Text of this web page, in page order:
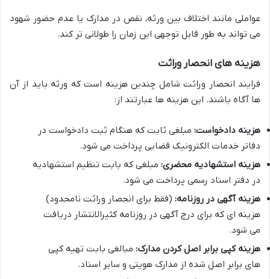
عواملی مانند اختلاف بین ورثه، نقص در مدارک یا عدم حضور شهود
می تواند به طور قابل توجهی این زمان را طولانی تر کند.
هزینه های انحصار وراثت
فرایند انحصار وراثت شامل چندین هزینه است که ورثه باید از آن
ها آگاه باشند. این هزینه ها عبارتند از:
هزینه دادخواست: مبلغی ثابت که هنگام ثبت دادخواست در
دفاتر خدمات الکترونیک قضایی پرداخت می شود.
هزینه استشهادیه محضری: مبلغی که بابت تنظیم استشهادیه
در دفتر اسناد رسمی پرداخت می شود.
هزینه آگهی در روزنامه: (فقط برای انحصار وراثت نامحدود)
هزینه ای که برای درج آگهی در روزنامه کثیرالانتشار دریافت
می شود.
هزینه کپی برابر اصل کردن مدارک: مبالغی بابت تهیه کپی
های برابر اصل شده از مدارک هویتی و سایر اسناد.